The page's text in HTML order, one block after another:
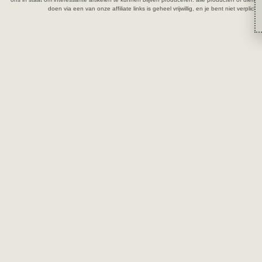
doen via een van onze affiliate links is geheel vrijwillig, en je bent niet